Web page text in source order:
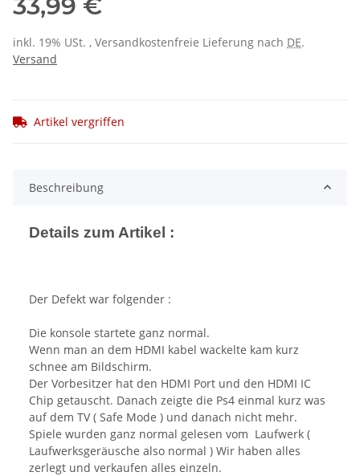
33,99 €
inkl. 19% USt. , Versandkostenfreie Lieferung nach DE.
Versand
Artikel vergriffen
Beschreibung
Details zum Artikel :
Der Defekt war folgender :
Die konsole startete ganz normal.
Wenn man an dem HDMI kabel wackelte kam kurz
schnee am Bildschirm.
Der Vorbesitzer hat den HDMI Port und den HDMI IC
Chip getauscht. Danach zeigte die Ps4 einmal kurz was
auf dem TV ( Safe Mode ) und danach nicht mehr.
Spiele wurden ganz normal gelesen vom Laufwerk (
Laufwerksgeräusche also normal ) Wir haben alles
zerlegt und verkaufen alles einzeln.